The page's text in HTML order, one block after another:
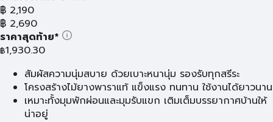
฿ 2,190
฿ 2,690
ราคาสุดท้าย*
฿1,930.30
สัมผัสความนุ่มสบาย ด้วยเบาะหนานุ่ม รองรับทุกสรีระ
โครงสร้างไม้ยางพาราแท้ แข็งแรง ทนทาน ใช้งานได้ยาวนาน
เหมาะทั้งมุมพักผ่อนและมุมรับแขก เติมเต็มบรรยากาศบ้านให้
น่าอยู่